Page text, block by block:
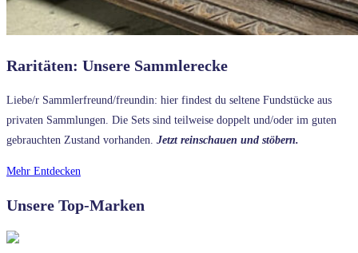
Raritäten: Unsere Sammlerecke
Liebe/r Sammlerfreund/freundin: hier findest du seltene Fundstücke aus
privaten Sammlungen. Die Sets sind teilweise doppelt und/oder im guten
gebrauchten Zustand vorhanden. Jetzt reinschauen und stöbern.
Mehr Entdecken
Unsere Top-Marken